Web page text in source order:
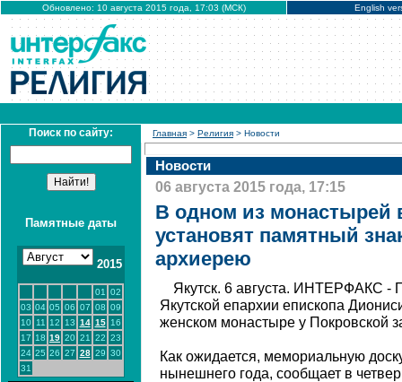
Обновлено: 10 августа 2015 года, 17:03 (МСК) English
Поиск по сайту:
Памятные даты
2015
01
02
03 04 05 06 07 08 09
10
11 12 13 14 15 16
17 18 19 20 21 22 23
24 25 26 27 28 29 30
31
Главная > Религия > Новости
Новости
06 августа 2015 года, 17:15
В одном из монастырей
установят памятный
архиерею
Якутск. 6 августа. ИНТЕРФАКС -
Якутской епархии епископа
женском монастыре у Покровской
Как ожидается, мемориальную
нынешнего года, сообщает в